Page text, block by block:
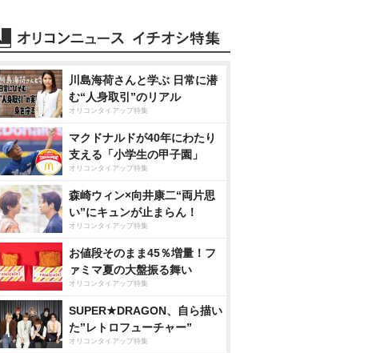
川島海荷さんと学ぶ 日常に潜
む“人身取引”のリアル
オリコンタイアップ特集
マクドナルドが40年にわたり
支える「小学生の甲子園」
オリコンタイアップ特集
森崎ウィン×向井康二“両片思
い”にキュンが止まらん！
オリコンタイアップ特集
お値段そのまま45％増量！フ
ァミマ夏の大盤振る舞い
オリコンタイアップ特集
SUPER★DRAGON、自ら描い
た”レトロフューチャー”
オリコンタイアップ特集